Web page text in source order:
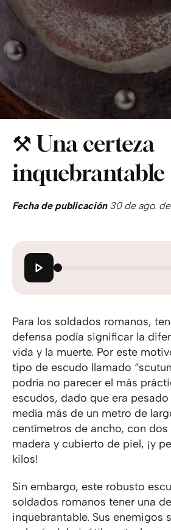
⚒️ Una certeza
inquebrantable
Fecha de publicación30 de ago.
Para los soldados romanos,
defensa podía significar la
vida y la muerte. Por este
tipo de escudo llamado
podría no parecer el más
escudos, dado que era pesado
medía más de un metro de
centímetros de ancho, con
madera y cubierto de piel, ¡y
kilos!
Sin embargo, este robusto
soldados romanos tener una
inquebrantable. Sus enemigos